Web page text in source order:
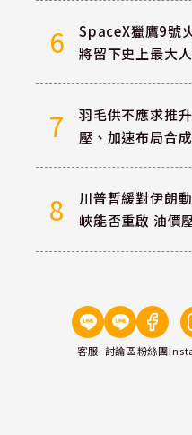
6
SpaceX獵鷹9號
將留下史上最大
7
羽毛供不應求推
壓、加速布局合
8
川普暫緩對伊朗
峽能否重啟 油價
客服 討論區粉絲團